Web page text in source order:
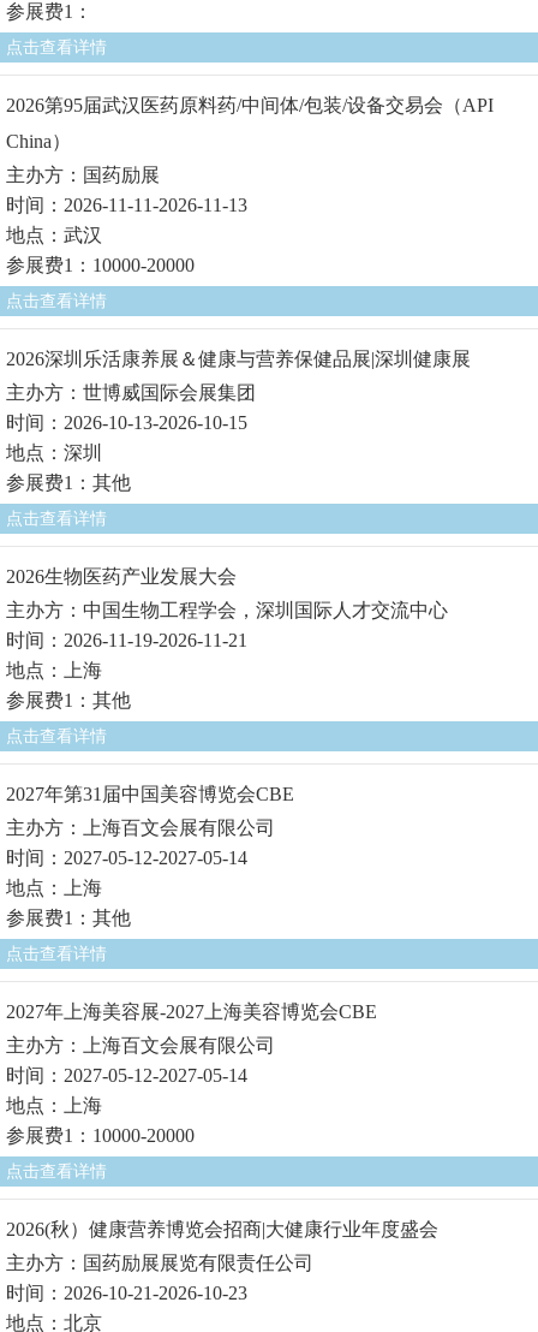
参展费1：
点击查看详情
2026第95届武汉医药原料药/中间体/包装/设备交易会（API
China）
主办方：国药励展
时间：2026-11-11-2026-11-13
地点：武汉
参展费1：10000-20000
点击查看详情
2026深圳乐活康养展＆健康与营养保健品展|深圳健康展
主办方：世博威国际会展集团
时间：2026-10-13-2026-10-15
地点：深圳
参展费1：其他
点击查看详情
2026生物医药产业发展大会
主办方：中国生物工程学会，深圳国际人才交流中心
时间：2026-11-19-2026-11-21
地点：上海
参展费1：其他
点击查看详情
2027年第31届中国美容博览会CBE
主办方：上海百文会展有限公司
时间：2027-05-12-2027-05-14
地点：上海
参展费1：其他
点击查看详情
2027年上海美容展-2027上海美容博览会CBE
主办方：上海百文会展有限公司
时间：2027-05-12-2027-05-14
地点：上海
参展费1：10000-20000
点击查看详情
2026(秋）健康营养博览会招商|大健康行业年度盛会
主办方：国药励展展览有限责任公司
时间：2026-10-21-2026-10-23
地点：北京